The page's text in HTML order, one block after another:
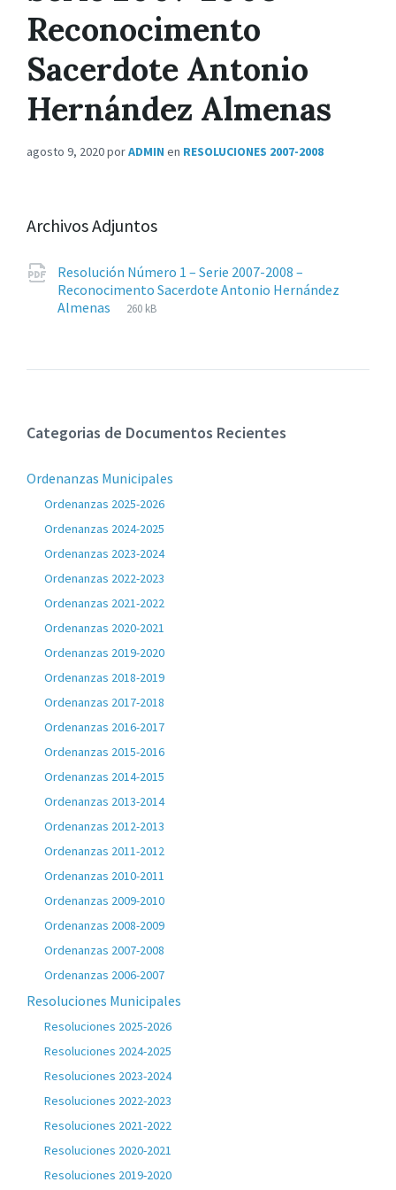
Reconocimento
Sacerdote Antonio
Hernández Almenas
agosto 9, 2020porADMIN en RESOLUCIONES 2007-2008
Archivos Adjuntos
Resolución Número 1 – Serie 2007-2008 –
Reconocimento Sacerdote Antonio Hernández
Almenas
Extensiones
pdf
Tamaño
260 kB
Categorias de Documentos Recientes
Ordenanzas Municipales
Ordenanzas 2025-2026
Ordenanzas 2024-2025
Ordenanzas 2023-2024
Ordenanzas 2022-2023
Ordenanzas 2021-2022
Ordenanzas 2020-2021
Ordenanzas 2019-2020
Ordenanzas 2018-2019
Ordenanzas 2017-2018
Ordenanzas 2016-2017
Ordenanzas 2015-2016
Ordenanzas 2014-2015
Ordenanzas 2013-2014
Ordenanzas 2012-2013
Ordenanzas 2011-2012
Ordenanzas 2010-2011
Ordenanzas 2009-2010
Ordenanzas 2008-2009
Ordenanzas 2007-2008
Ordenanzas 2006-2007
Resoluciones Municipales
Resoluciones 2025-2026
Resoluciones 2024-2025
Resoluciones 2023-2024
Resoluciones 2022-2023
Resoluciones 2021-2022
Resoluciones 2020-2021
Resoluciones 2019-2020